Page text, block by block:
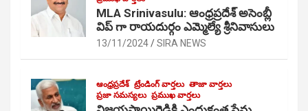
MLA Srinivasulu: ఆంధ్రప్రదేశ్ అసెంబ్లీ
విప్ గా రాయదుర్గం ఎమ్మెల్యే శ్రీనివాసులు
13/11/2024 SIRA NEWS
ఆంధ్రప్రదేశ్ ట్రేండింగ్ వార్తలు తాజా వార్తలు
ప్రజా సమస్యలు ప్రముఖ వార్తలు